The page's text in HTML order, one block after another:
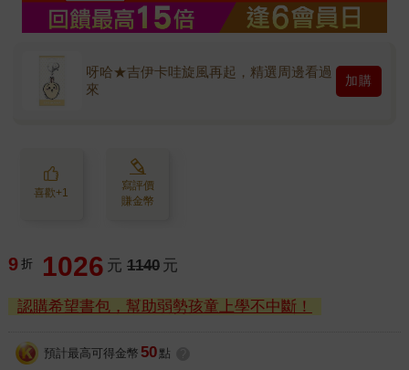
呀哈★吉伊卡哇旋風再起，精選周邊看過
來
加購
喜歡+1
寫評價
賺金幣
9 折 1026 元 1140 元
認購希望書包，幫助弱勢孩童上學不中斷！
預計最高可得金幣 50 點